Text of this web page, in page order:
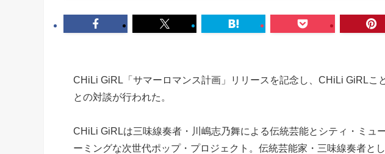
CHiLi GiRL「サマーロマンス計画」リリースを記念し、CHiLi GiRLこ
との対談が行われた。
CHiLi GiRLは三味線奏者・川嶋志乃舞による伝統芸能とシティ・ミュ
ーミングな次世代ポップ・プロジェクト。伝統芸能家・三味線奏者と